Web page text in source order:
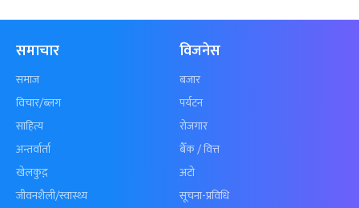
समाचार
समाज
विचार/ब्लग
साहित्य
अन्तर्वार्ता
खेलकुद़़
जीवनशैली/स्वास्थ्य
विजनेस
बजार
पर्यटन
रोजगार
बैँक / वित्त
अटो
सूचना-प्रविधि